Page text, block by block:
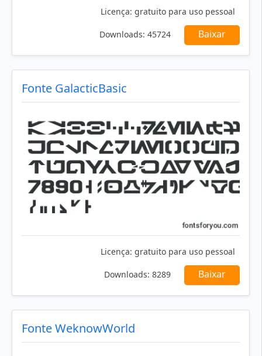
Licença: gratuito para uso pessoal
Downloads: 45724 Baixar
Fonte GalacticBasic
Licença: gratuito para uso pessoal
Downloads: 8289 Baixar
Fonte WeknowWorld